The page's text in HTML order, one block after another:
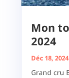
Mon
2024
Déc 18, 2024
Grand cru